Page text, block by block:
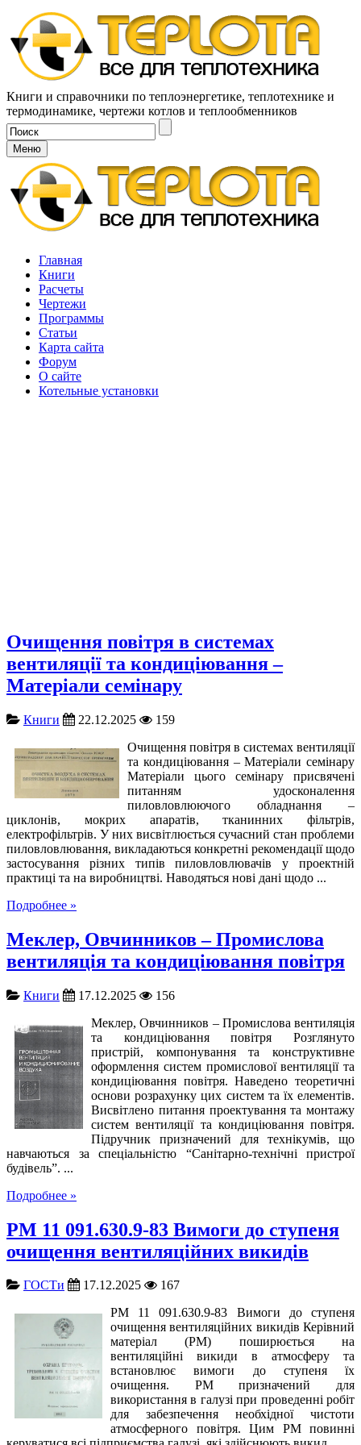
Книги и справочники по теплоэнергетике, теплотехнике и
термодинамике, чертежи котлов и теплообменников
Меню
Главная
Книги
Расчеты
Чертежи
Программы
Статьи
Карта сайта
Форум
О сайте
Котельные установки
Очищення повітря в системах
вентиляції та кондиціювання –
Матеріали семінару
Книги 22.12.2025
159
Очищення повітря в системах вентиляції
та кондиціювання – Матеріали семінару
Матеріали цього семінару присвячені
питанням удосконалення
пиловловлюючого обладнання –
циклонів, мокрих апаратів, тканинних фільтрів,
електрофільтрів. У них висвітлюється сучасний стан проблеми
пиловловлювання, викладаються конкретні рекомендації щодо
застосування різних типів пиловловлювачів у проектній
практиці та на виробництві. Наводяться нові дані щодо ...
Подробнее »
Меклер, Овчинников – Промислова
вентиляція та кондиціювання повітря
Книги 17.12.2025
156
Меклер, Овчинников – Промислова вентиляція
та кондиціювання повітря Розглянуто
пристрій, компонування та конструктивне
оформлення систем промислової вентиляції та
кондиціювання повітря. Наведено теоретичні
основи розрахунку цих систем та їх елементів.
Висвітлено питання проектування та монтажу
систем вентиляції та кондиціювання повітря.
Підручник призначений для технікумів, що
навчаються за спеціальністю “Санітарно-технічні пристрої
будівель”. ...
Подробнее »
РМ 11 091.630.9-83 Вимоги до ступеня
очищення вентиляційних викидів
ГОСТи 17.12.2025
167
РМ 11 091.630.9-83 Вимоги до ступеня
очищення вентиляційних викидів Керівний
матеріал (РМ) поширюється на
вентиляційні викиди в атмосферу та
встановлює вимоги до ступеня їх
очищення. РМ призначений для
використання в галузі при проведенні робіт
для забезпечення необхідної чистоти
атмосферного повітря. Цим РМ повинні